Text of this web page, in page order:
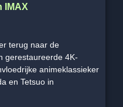
IMAX
terug naar de
gerestaureerde 4K-
animeklassieker
en Tetsuo in